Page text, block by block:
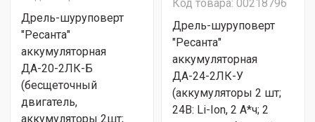
Дрель-шуруповерт
"Ресанта"
аккумуляторная
ДА-20-2ЛК-Б
(бесщеточный
двигатель,
аккумуляторы 2шт;
Код товара: 00218796
Дрель-шуруповерт
"Ресанта"
аккумуляторная
ДА-24-2ЛК-У
(аккумуляторы 2 шт;
24В: Li-Ion, 2 А*ч; 2